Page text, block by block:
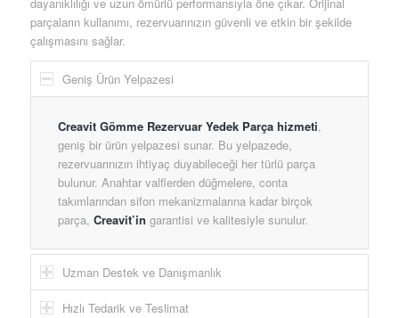
parçaların kullanımı, rezervuarınızın güvenli ve etkin bir şekilde
çalışmasını sağlar.
Geniş Ürün Yelpazesi
Creavit Gömme Rezervuar Yedek Parça hizmeti,
geniş bir ürün yelpazesi sunar. Bu yelpazede,
rezervuarınızın ihtiyaç duyabileceği her türlü parça
bulunur. Anahtar valflerden düğmelere, conta
takımlarından sifon mekanizmalarına kadar birçok
parça, Creavit’in garantisi ve kalitesiyle sunulur.
Uzman Destek ve Danışmanlık
Hızlı Tedarik ve Teslimat